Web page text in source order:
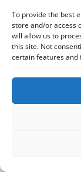
To provide the best
store and/or access
will allow us to
this site. Not
certain features and
Copyright ©